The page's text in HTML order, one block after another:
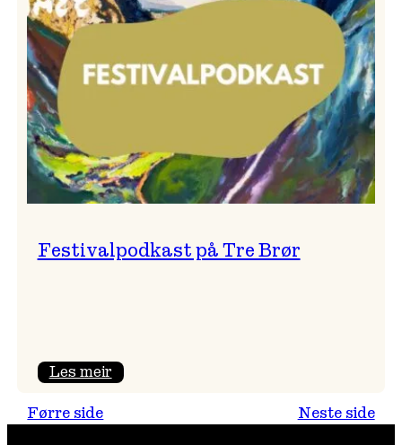
sideri
Festivalpodkast på Tre Brør
Les meir:
Førre side Neste side